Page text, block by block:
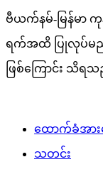
ဗီယက်နမ်-မြန်မာ
ရက်အထိ ပြုလုပ်မည်ဖ
ဖြစ်ကြောင်း သိရ
ထောက်ခံအား
သတင်း